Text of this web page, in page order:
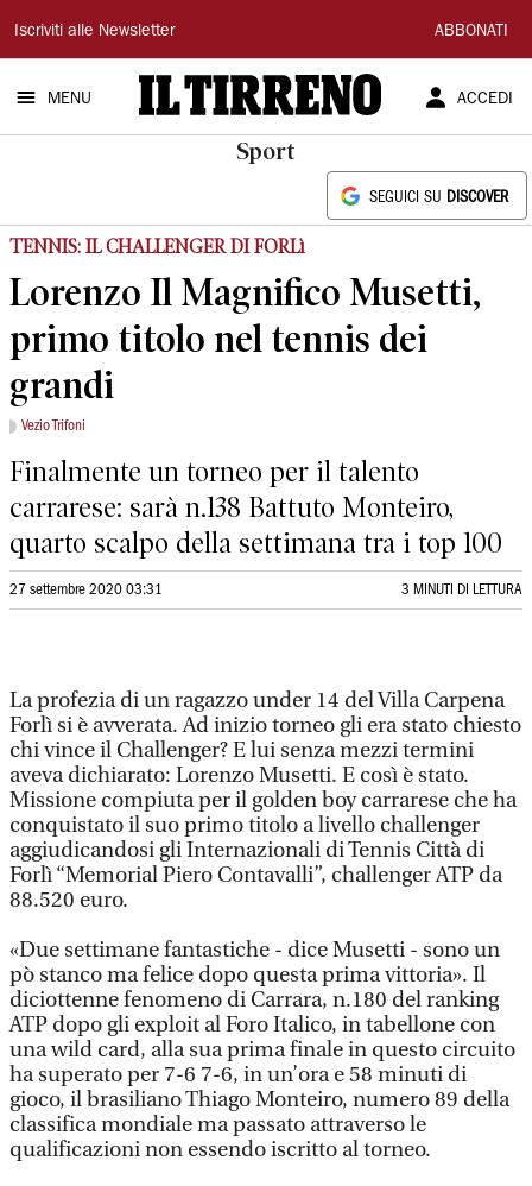
Il
Tirreno
Iscriviti alle Newsletter ABBONATI
MENU ACCEDI
Sport
SEGUICI SU DISCOVER
TENNIS: IL CHALLENGER DI FORLì
Lorenzo Il Magnifico Musetti,
primo titolo nel tennis dei
grandi
Vezio Trifoni
Finalmente un torneo per il talento
carrarese: sarà n.138 Battuto Monteiro,
quarto scalpo della settimana tra i top 100
27 settembre 2020 03:31 3 MINUTI DI LETTURA
La profezia di un ragazzo under 14 del Villa Carpena
Forlì si è avverata. Ad inizio torneo gli era stato chiesto
chi vince il Challenger? E lui senza mezzi termini
aveva dichiarato: Lorenzo Musetti. E così è stato.
Missione compiuta per il golden boy carrarese che ha
conquistato il suo primo titolo a livello challenger
aggiudicandosi gli Internazionali di Tennis Città di
Forlì “Memorial Piero Contavalli”, challenger ATP da
88.520 euro.
«Due settimane fantastiche - dice Musetti - sono un
pò stanco ma felice dopo questa prima vittoria». Il
diciottenne fenomeno di Carrara, n.180 del ranking
ATP dopo gli exploit al Foro Italico, in tabellone con
una wild card, alla sua prima finale in questo circuito
ha superato per 7-6 7-6, in un’ora e 58 minuti di
gioco, il brasiliano Thiago Monteiro, numero 89 della
classifica mondiale ma passato attraverso le
qualificazioni non essendo iscritto al torneo.